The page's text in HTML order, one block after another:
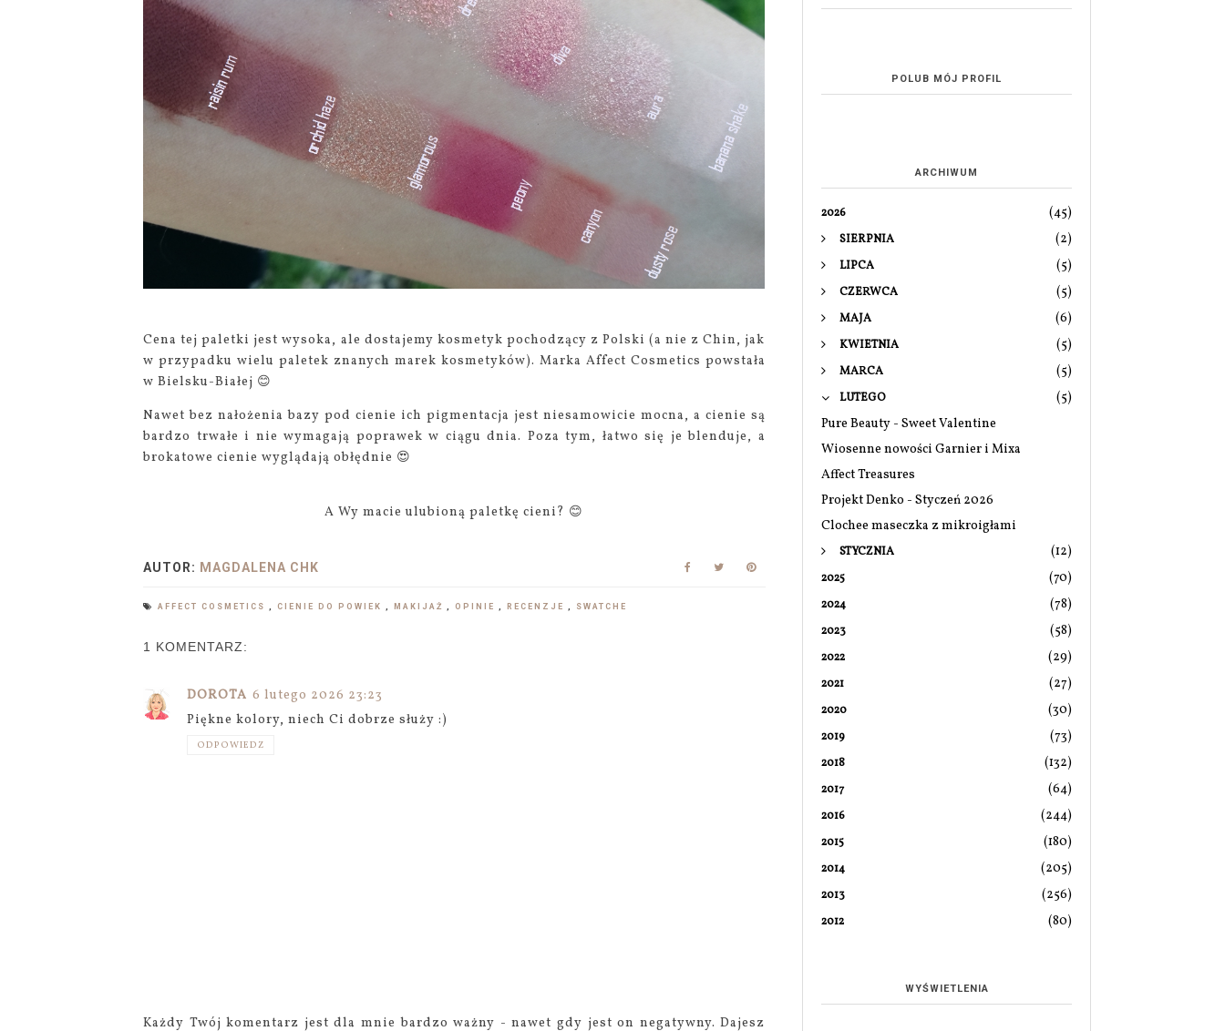
Cena tej paletki jest wysoka, ale dostajemy kosmetyk pochodzący z Polski (a nie z Chin, jak
w przypadku wielu paletek znanych marek kosmetyków). Marka Affect Cosmetics powstała
w Bielsku-Białej 😊
Nawet bez nałożenia bazy pod cienie ich pigmentacja jest niesamowicie mocna, a cienie są
bardzo trwałe i nie wymagają poprawek w ciągu dnia. Poza tym, łatwo się je blenduje, a
brokatowe cienie wyglądają obłędnie 😍
A Wy macie ulubioną paletkę cieni? 😊
AUTOR: MAGDALENA CHK
AFFECT COSMETICS CIENIE DO POWIEK MAKIJAŻ OPINIE RECENZJE SWATCHE
1 KOMENTARZ:
DOROTA 6 lutego 2026 23:23
Piękne kolory, niech Ci dobrze służy :)
ODPOWIEDZ
Każdy Twój komentarz jest dla mnie bardzo ważny - nawet gdy jest on negatywny. Dajesz
POLUB MÓJ PROFIL
ARCHIWUM
2026 (45)
SIERPNIA (2)
LIPCA (5)
CZERWCA (5)
MAJA (6)
KWIETNIA (5)
MARCA (5)
LUTEGO
(5)
Pure Beauty - Sweet Valentine
Wiosenne nowości Garnier i Mixa
Affect Treasures
Projekt Denko - Styczeń 2026
Clochee maseczka z mikroigłami
STYCZNIA (12)
2025 (70)
2024 (78)
2023 (58)
2022 (29)
2021 (27)
2020 (30)
2019 (73)
2018 (132)
2017 (64)
2016 (244)
2015 (180)
2014 (205)
2013 (256)
2012 (80)
WYŚWIETLENIA